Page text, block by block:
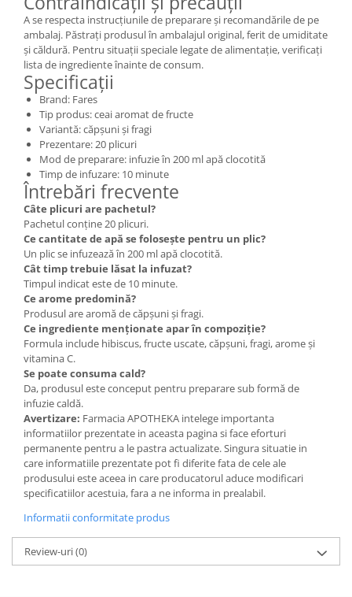
A se respecta instrucțiunile de preparare și recomandările de pe
ambalaj. Păstrați produsul în ambalajul original, ferit de umiditate
și căldură. Pentru situații speciale legate de alimentație, verificați
lista de ingrediente înainte de consum.
Specificații
Brand: Fares
Tip produs: ceai aromat de fructe
Variantă: căpșuni și fragi
Prezentare: 20 plicuri
Mod de preparare: infuzie în 200 ml apă clocotită
Timp de infuzare: 10 minute
Întrebări frecvente
Câte plicuri are pachetul?
Pachetul conține 20 plicuri.
Ce cantitate de apă se folosește pentru un plic?
Un plic se infuzează în 200 ml apă clocotită.
Cât timp trebuie lăsat la infuzat?
Timpul indicat este de 10 minute.
Ce arome predomină?
Produsul are aromă de căpșuni și fragi.
Ce ingrediente menționate apar în compoziție?
Formula include hibiscus, fructe uscate, căpșuni, fragi, arome și
vitamina C.
Se poate consuma cald?
Da, produsul este conceput pentru preparare sub formă de
infuzie caldă.
Avertizare: Farmacia APOTHEKA intelege importanta
informatiilor prezentate in aceasta pagina si face eforturi
permanente pentru a le pastra actualizate. Singura situatie in
care informatiile prezentate pot fi diferite fata de cele ale
produsului este aceea in care producatorul aduce modificari
specificatiilor acestuia, fara a ne informa in prealabil.
Informatii conformitate produs
Review-uri(0)